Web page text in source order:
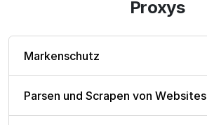
Proxys
Markenschutz
Parsen und Scrapen von Websites